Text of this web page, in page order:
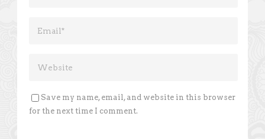
Save my name, email, and website in this browser
for the next time I comment.